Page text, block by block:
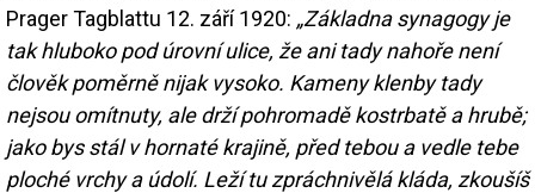
Prager Tagblattu 12. září 1920: „Základna synagogy je
tak hluboko pod úrovní ulice, že ani tady nahoře není
člověk poměrně nijak vysoko. Kameny klenby tady
nejsou omítnuty, ale drží pohromadě kostrbatě a hrubě;
jako bys stál v hornaté krajině, před tebou a vedle tebe
ploché vrchy a údolí. Leží tu zpráchnivělá kláda, zkoušíš